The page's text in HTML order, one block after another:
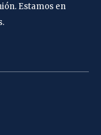
Estamos en